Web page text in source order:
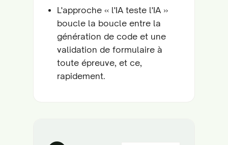
L'approche « l'IA teste l'IA »
boucle la boucle entre la
génération de code et une
validation de formulaire à
toute épreuve, et ce,
rapidement.